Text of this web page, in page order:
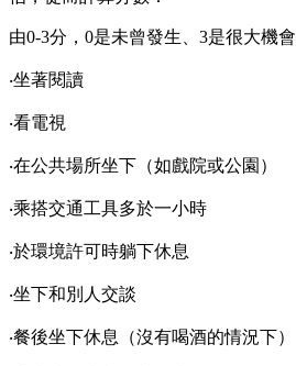
由0-3分，0是未曾發生、3是很大機會
‧坐著閱讀
‧看電視
‧在公共場所坐下（如戲院或公園）
‧乘搭交通工具多於一小時
‧於環境許可時躺下休息
‧坐下和別人交談
‧餐後坐下休息（沒有喝酒的情況下）